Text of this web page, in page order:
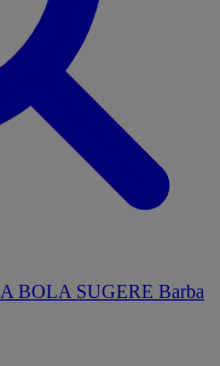
A BOLA SUGERE Barba